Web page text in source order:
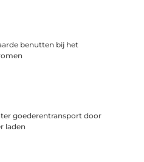
benutten bij het
goederentransport door
laden